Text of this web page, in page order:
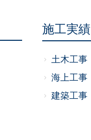
施工実績
土木工事
海上工事
建築工事